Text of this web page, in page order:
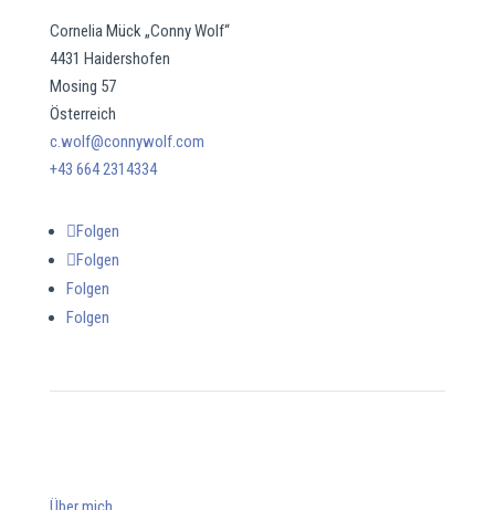
Cornelia Mück „Conny Wolf“
4431 Haidershofen
Mosing 57
Österreich
c.wolf@connywolf.com
+43 664 2314334
Folgen
Folgen
Folgen
Folgen